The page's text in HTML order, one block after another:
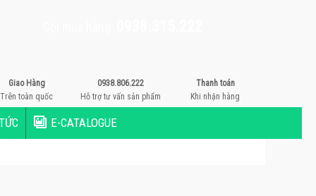
Giao Hàng
Trên toàn quốc
0938.806.222
Hỗ trợ tư vấn sản phẩm
Thanh toán
Khi nhận hàng
E-CATALOGUE